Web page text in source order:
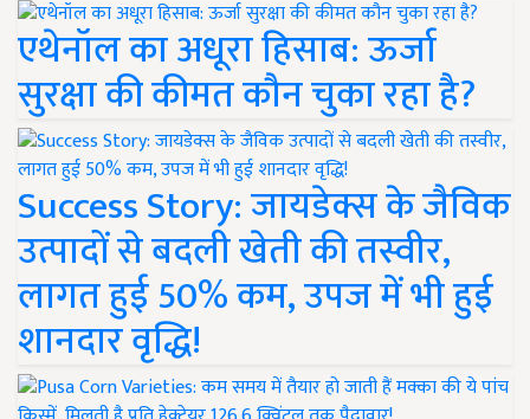
एथेनॉल का अधूरा हिसाब: ऊर्जा
सुरक्षा की कीमत कौन चुका रहा है?
Success Story: जायडेक्स के जैविक
उत्पादों से बदली खेती की तस्वीर,
लागत हुई 50% कम, उपज में भी हुई
शानदार वृद्धि!